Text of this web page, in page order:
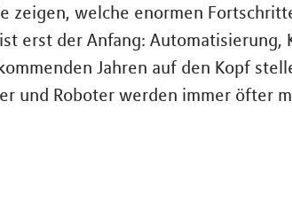
zeigen, welche enormen
erst der Anfang: Automatisierung,
Jahren auf den Kopf
und Roboter werden immer öfter